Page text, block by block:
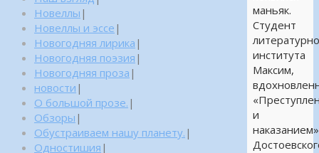
маньяк.
Студент
института
Максим,
и
наказанием»
Новеллы |
Новеллы и эссе |
Новогодняя лирика |
Новогодняя поэзия |
Новогодняя проза |
новости |
О большой прозе. |
Обзоры |
Обустраиваем нашу планету. |
Одностишия |